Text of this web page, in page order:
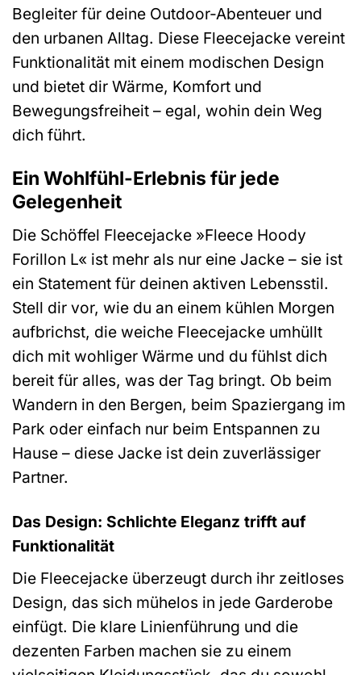
Begleiter für deine Outdoor-Abenteuer und
den urbanen Alltag. Diese Fleecejacke vereint
Funktionalität mit einem modischen Design
und bietet dir Wärme, Komfort und
Bewegungsfreiheit – egal, wohin dein Weg
dich führt.
Ein Wohlfühl-Erlebnis für jede
Gelegenheit
Die Schöffel Fleecejacke »Fleece Hoody
Forillon L« ist mehr als nur eine Jacke – sie ist
ein Statement für deinen aktiven Lebensstil.
Stell dir vor, wie du an einem kühlen Morgen
aufbrichst, die weiche Fleecejacke umhüllt
dich mit wohliger Wärme und du fühlst dich
bereit für alles, was der Tag bringt. Ob beim
Wandern in den Bergen, beim Spaziergang im
Park oder einfach nur beim Entspannen zu
Hause – diese Jacke ist dein zuverlässiger
Partner.
Das Design: Schlichte Eleganz trifft auf
Funktionalität
Die Fleecejacke überzeugt durch ihr zeitloses
Design, das sich mühelos in jede Garderobe
einfügt. Die klare Linienführung und die
dezenten Farben machen sie zu einem